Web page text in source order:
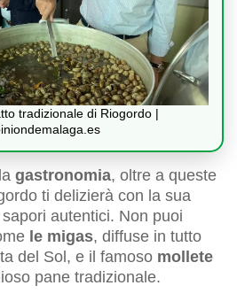
tradizionale di Riogordo |
gastronomia, oltre a queste
ti delizierà con la sua
autentici. Non puoi
le migas, diffuse in tutto
del Sol, e il famoso mollete
pane tradizionale.